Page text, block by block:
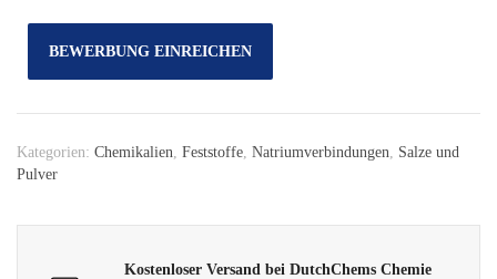
BEWERBUNG EINREICHEN
Kategorien: Chemikalien Feststoffe Natriumverbindungen
Salze und
Pulver
Kostenloser Versand bei DutchChems Chemie